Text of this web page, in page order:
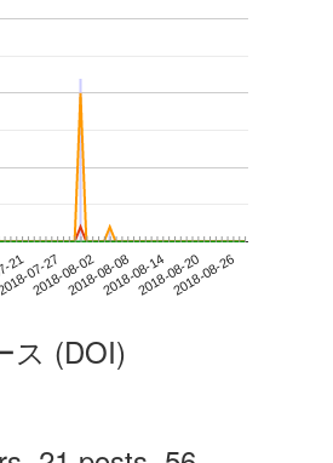
2107-27
2018-08-022018-08-082018-08-142018-08-202018-08-26
ス (DOI)